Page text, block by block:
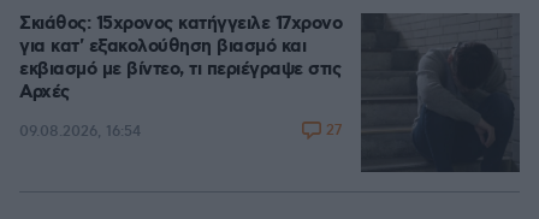
Σκιάθος: 15χρονος κατήγγειλε 17χρονο
για κατ' εξακολούθηση βιασμό και
εκβιασμό με βίντεο, τι περιέγραψε στις
Αρχές
09.08.2026, 16:54 27